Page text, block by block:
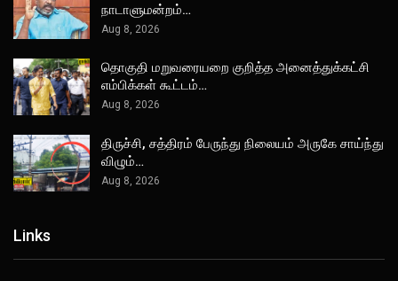
நாடாளுமன்றம்…
Aug 8, 2026
தொகுதி மறுவரையறை குறித்த அனைத்துக்கட்சி
எம்பிக்கள் கூட்டம்…
Aug 8, 2026
திருச்சி, சத்திரம் பேருந்து நிலையம் அருகே சாய்ந்து
விழும்…
Aug 8, 2026
Links